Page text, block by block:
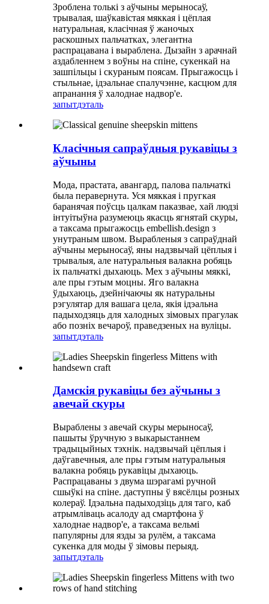
Зроблена толькі з аўчыны мерыносаў,
трывалая, шаўкавістая мяккая і цёплая
натуральная, класічная ў жаночых
раскошных пальчатках, элегантна
распрацавана і выраблена. Дызайн з арачнай
аздабленнем з воўны на спіне, сукенкай на
зашпільцы і скураным поясам. Прыгажосць і
стыльнае, ідэальнае спалучэнне, касцюм для
апранання ў халоднае надвор'е.
запытдэталь
Класічныя сапраўдныя рукавіцы з
аўчыны
Мода, прастата, авангард, палова пальчаткі
была перавернута. Уся мяккая і пругкая
баранячая поўсць цалкам паказвае, хай людзі
інтуітыўна разумеюць якасць ягнятай скуры,
а таксама прыгажосць embellish.design з
унутраным швом. Вырабленыя з сапраўднай
аўчыны мерыносаў, яны надзвычай цёплыя і
трывалыя, але натуральныя валакна робяць
іх пальчаткі дыхаюць. Мех з аўчыны мяккі,
але пры гэтым моцны. Яго валакна
ўдыхаюць, дзейнічаючы як натуральны
рэгулятар для вашага цела, якія ідэальна
падыходзяць для халодных зімовых прагулак
або позніх вечароў, праведзеных на вуліцы.
запытдэталь
Дамскія рукавіцы без аўчыны з
авечай скуры
Выраблены з авечай скуры мерыносаў,
пашыты ўручную з выкарыстаннем
традыцыйных тэхнік. надзвычай цёплыя і
даўгавечныя, але пры гэтым натуральныя
валакна робяць рукавіцы дыхаюць.
Распрацаваны з двума шэрагамі ручной
сшыўкі на спіне. даступны ў вясёлцы розных
колераў. Ідэальна падыходзіць для таго, каб
атрымліваць асалоду ад смартфона ў
халоднае надвор'е, а таксама вельмі
папулярны для язды за рулём, а таксама
сукенка для моды ў зімовы перыяд.
запытдэталь